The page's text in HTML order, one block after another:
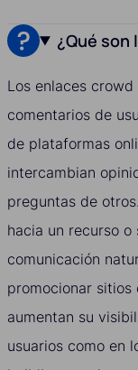
¿Qué son
Los enlaces
comentarios de
de plataformas
intercambian
preguntas de
hacia un recurso
comunicación
promocionar sitios
aumentan su
usuarios como en